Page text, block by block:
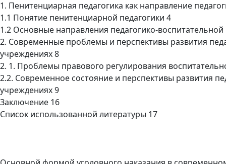
1. Пенитенциарная педагогика как направление
1.1 Понятие пенитенциарной педагогики 4
1.2 Основные направления педагогико-
2. Современные проблемы и перспективы развития
учреждениях 8
2. 1. Проблемы правового регулирования
2.2. Современное состояние и перспективы развития
учреждениях 9
Заключение 16
Список использованной литературы 17